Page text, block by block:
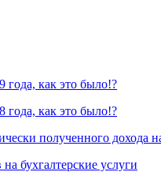
года, как это было!?
года, как это было!?
полученного дохода
бухгалтерские услуги